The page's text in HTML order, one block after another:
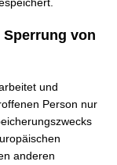
von
und
Person nur
anderen